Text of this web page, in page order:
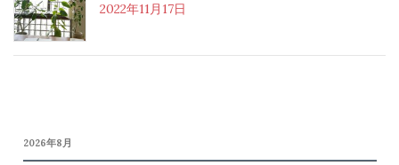
2022年11月17日
2026年8月